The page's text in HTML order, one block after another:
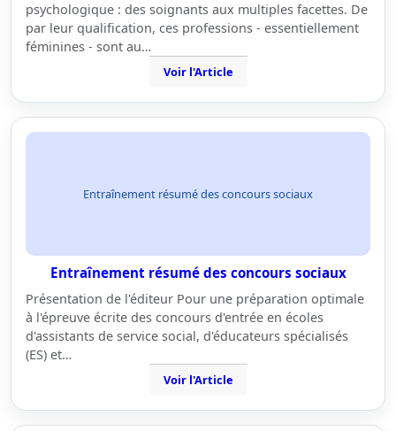
psychologique : des soignants aux multiples facettes. De
par leur qualification, ces professions - essentiellement
féminines - sont au…
Voir l'Article
Entraînement résumé des concours sociaux
Entraînement résumé des concours sociaux
Présentation de l'éditeur Pour une préparation optimale
à l'épreuve écrite des concours d'entrée en écoles
d'assistants de service social, d'éducateurs spécialisés
(ES) et…
Voir l'Article